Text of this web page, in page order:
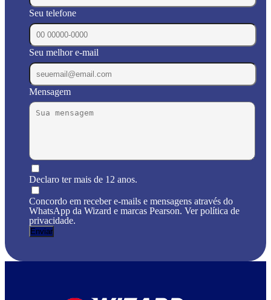
Seu telefone
Seu melhor e-mail
Mensagem
Declaro ter mais de 12 anos.
Concordo em receber e-mails e mensagens através do
WhatsApp da Wizard e marcas Pearson. Ver política de
privacidade.